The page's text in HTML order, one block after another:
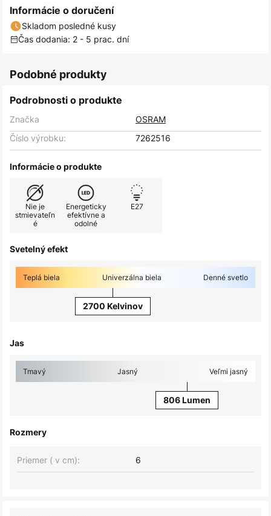
Informácie o doručení
Skladom posledné kusy
Čas dodania: 2 - 5 prac. dní
Podobné produkty
Podrobnosti o produkte
Značka
OSRAM
Číslo výrobku:
7262516
Informácie o produkte
Nie je
stmievateľn
é
Energeticky
efektívne a
odolné
E27
Svetelný efekt
Teplá biela Univerzálna biela Denné svetlo
2700 Kelvinov
Jas
Tmavý Jasný Veľmi jasný
806 Lumen
Rozmery
Priemer ( v cm): 6